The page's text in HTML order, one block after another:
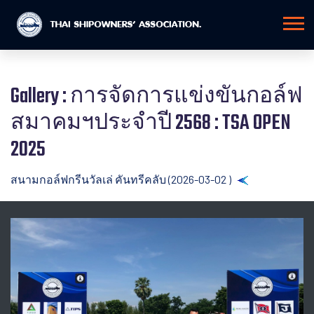
Gallery : การจัดการแข่งขันกอล์ฟ
สมาคมฯประจำปี 2568 : TSA OPEN
2025
สนามกอล์ฟกรีนวัลเล่ คันทรีคลับ (2026-03-02 )